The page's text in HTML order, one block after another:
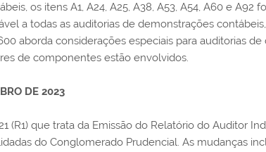
os itens A1, A24, A25, A38, A53, A54, A60 e A92
a todas as auditorias de demonstrações
aborda considerações especiais para auditorias
de componentes estão envolvidos.
DE 2023
(R1) que trata da Emissão do Relatório do Auditor
do Conglomerado Prudencial. As mudanças